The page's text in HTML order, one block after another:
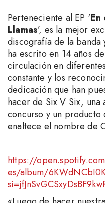
Perteneciente al EP ‘En
Llamas’, es la mejor
discografía de la banda
ha escrito en 14 años
circulación en
constante y los
dedicación que han
hacer de Six V Six,
concurso y un
enaltece el nombre de
https://
es/album/